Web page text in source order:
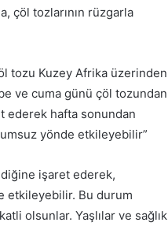
çöl tozlarının rüzgarla
tozu Kuzey Afrika üzerinden
ve cuma günü çöl tozundan
ederek hafta sonundan
yönde etkileyebilir”
işaret ederek,
etkileyebilir. Bu durum
olsunlar. Yaşlılar ve sağlık